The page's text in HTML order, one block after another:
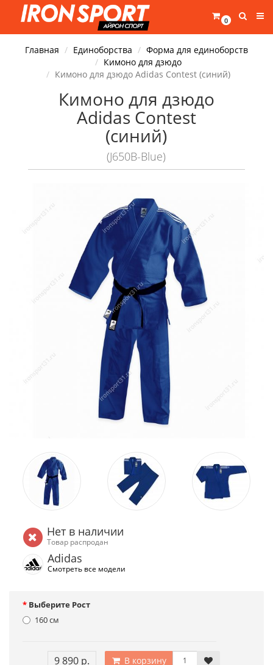
0
Главная Единоборства
Форма для единоборств
Кимоно для дзюдо
Кимоно для дзюдо Adidas Contest (синий)
Кимоно для дзюдо
Adidas Contest
(синий)
(J650B-Blue)
Нет в наличии
Товар распродан
Adidas
Смотреть все модели
Выберите Рост
160 см
9 890 р. В корзину